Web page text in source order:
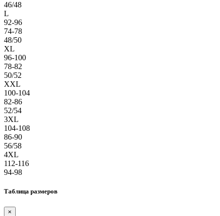
46/48
L
92-96
74-78
48/50
XL
96-100
78-82
50/52
XXL
100-104
82-86
52/54
3XL
104-108
86-90
56/58
4XL
112-116
94-98
Таблица размеров
×